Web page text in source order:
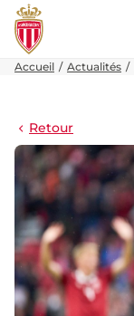
Accueil Actualités
Retour